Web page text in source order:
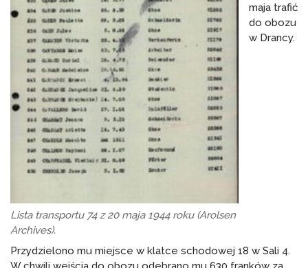
Lista transportu 74 z 20 maja 1944 roku (Arolsen
Archives).
maja trafić
do obozu
w Drancy.
Przydzielono mu miejsce w klatce schodowej 18 w Sali 4.